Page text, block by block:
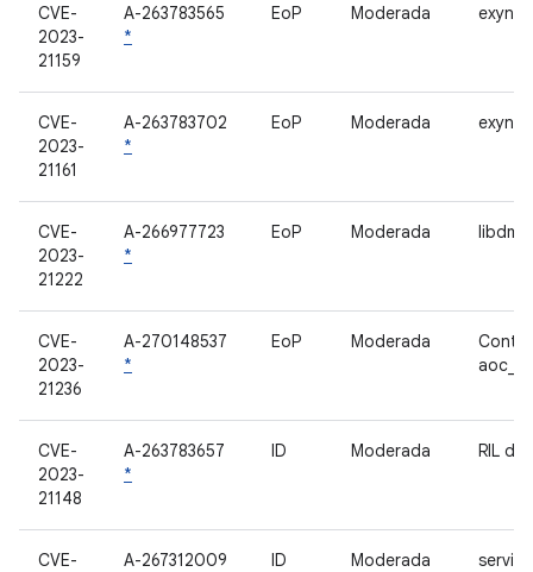
CVE-
2023-
21159
A-263783565
*
EoP Moderada
CVE-
2023-
21161
A-263783702
*
EoP Moderada
CVE-
2023-
21222
A-266977723
*
EoP Moderada libdmc
CVE-
2023-
21236
A-270148537
*
EoP Moderada
CVE-
2023-
21148
A-263783657
*
ID Moderada RIL de
CVE-
A-267312009
ID Moderada